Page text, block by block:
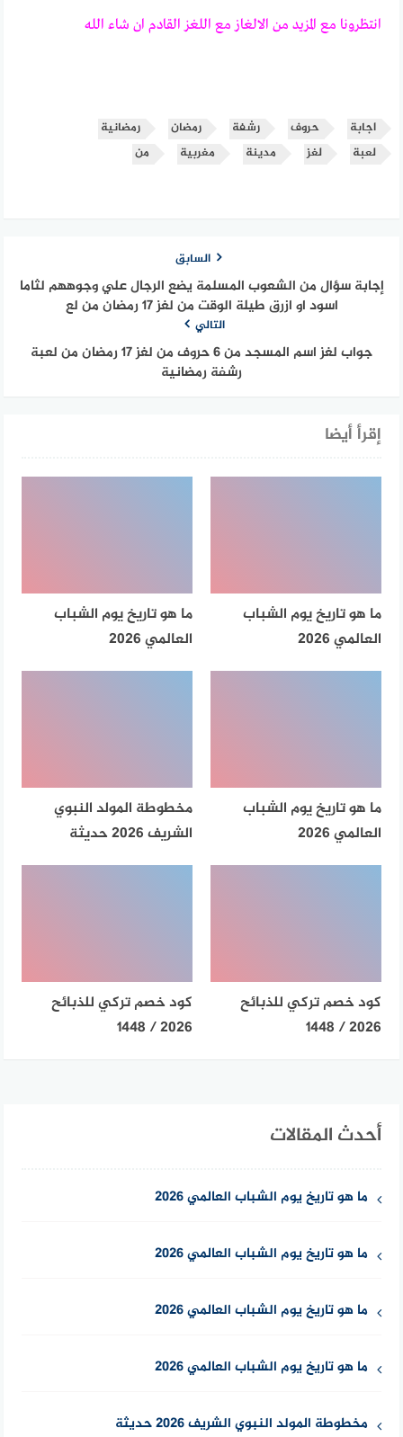
انتظرونا مع المزيد من الالغاز مع اللغز القادم ان شاء الله
اجابة حروف رشفة رمضان
رمضانية
لعبة
لغز مدينة مغربية من
السابق
إجابة سؤال من الشعوب المسلمة يضع الرجال علي وجوههم لثاما
اسود او ازرق طيلة الوقت من لغز 17 رمضان من لع
التالي
جواب لغز اسم المسجد من 6 حروف من لغز 17 رمضان من لعبة
رشفة رمضانية
إقرأ أيضا
ما هو تاريخ يوم الشباب
العالمي 2026
ما هو تاريخ يوم الشباب
العالمي 2026
ما هو تاريخ يوم الشباب
العالمي 2026
مخطوطة المولد النبوي
الشريف 2026 حديثة
كود خصم تركي للذبائح
2026 / 1448
كود خصم تركي للذبائح
2026 / 1448
أحدث المقالات
ما هو تاريخ يوم الشباب العالمي 2026
ما هو تاريخ يوم الشباب العالمي 2026
ما هو تاريخ يوم الشباب العالمي 2026
ما هو تاريخ يوم الشباب العالمي 2026
مخطوطة المولد النبوي الشريف 2026 حديثة